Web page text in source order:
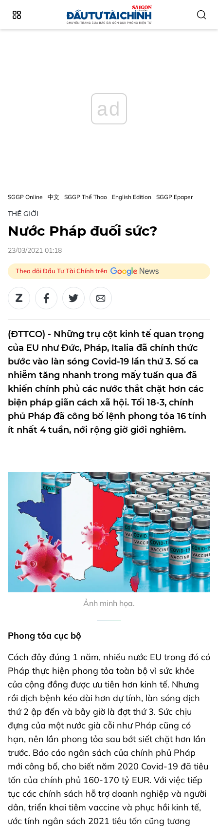
ad
SGGP Online 中文 SGGP Thể Thao English Edition SGGP Epaper
THẾ GIỚI
Nước Pháp đuối sức?
23/03/2021 01:18
Theo dõi Đầu Tư Tài Chính trên
(ĐTTCO) - Những trụ cột kinh tế quan trọng
của EU như Đức, Pháp, Italia đã chính thức
bước vào làn sóng Covid-19 lần thứ 3. Số ca
nhiễm tăng nhanh trong mấy tuần qua đã
khiến chính phủ các nước thắt chặt hơn các
biện pháp giãn cách xã hội. Tối 18-3, chính
phủ Pháp đã công bố lệnh phong tỏa 16 tỉnh
ít nhất 4 tuần, nới rộng giờ giới nghiêm.
Ảnh minh họa.
Phong tỏa cục bộ
Cách đây đúng 1 năm, nhiều nước EU trong đó có
Pháp thực hiện phong tỏa toàn bộ vì sức khỏe
của cộng đồng được ưu tiên hơn kinh tế. Nhưng
rồi dịch bệnh kéo dài hơn dự tính, làn sóng dịch
thứ 2 ập đến và bây giờ là đợt thứ 3. Sức chịu
đựng của một nước già cỗi như Pháp cũng có
hạn, nên lần phong tỏa sau bớt siết chặt hơn lần
trước. Báo cáo ngân sách của chính phủ Pháp
mới công bố, cho biết năm 2020 Covid-19 đã tiêu
tốn của chính phủ 160-170 tỷ EUR. Với việc tiếp
tục các chính sách hỗ trợ doanh nghiệp và người
dân, triển khai tiêm vaccine và phục hồi kinh tế,
ước tính ngân sách 2021 tiêu tốn cũng tương